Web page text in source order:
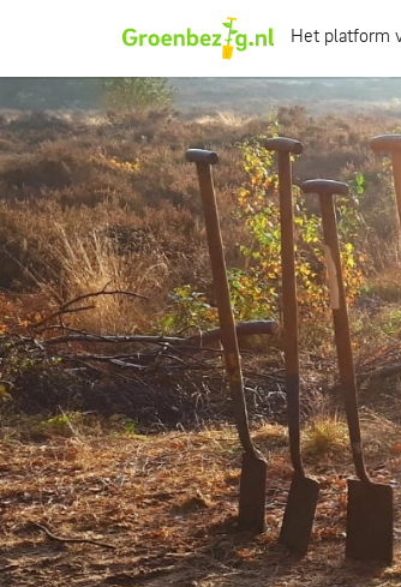
Het platform
Ik wil iets doen
Ik wil iets leren
Groepen of initiatieven
Verhalen uit het veld
Informatie
Over groenbezig
Meld jouw werkgroep of